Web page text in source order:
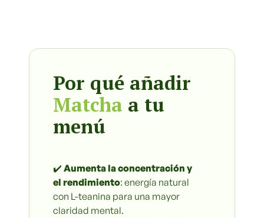
Por qué añadir
Matcha a tu
menú
✔️ Aumenta la concentración y
el rendimiento: energía natural
con L-teanina para una mayor
claridad mental.